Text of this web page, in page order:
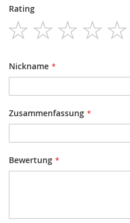
Rating
1
star
2
stars
3
stars
4
stars
Nickname
Zusammenfassung
Bewertung